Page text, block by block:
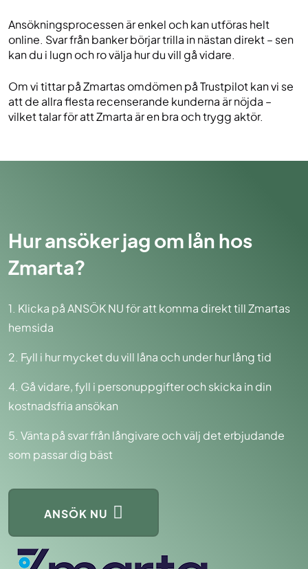
Ansökningsprocessen är enkel och kan utföras helt
online. Svar från banker börjar trilla in nästan direkt – sen
kan du i lugn och ro välja hur du vill gå vidare.
Om vi tittar på Zmartas omdömen på Trustpilot kan vi se
att de allra flesta recenserande kunderna är nöjda –
vilket talar för att Zmarta är en bra och trygg aktör.
Hur ansöker jag om lån hos
Zmarta?
1. Klicka på ANSÖK NU för att komma direkt till Zmartas
hemsida
2. Fyll i hur mycket du vill låna och under hur lång tid
4. Gå vidare, fyll i personuppgifter och skicka in din
kostnadsfria ansökan
5. Vänta på svar från långivare och välj det erbjudande
som passar dig bäst
ANSÖK NU